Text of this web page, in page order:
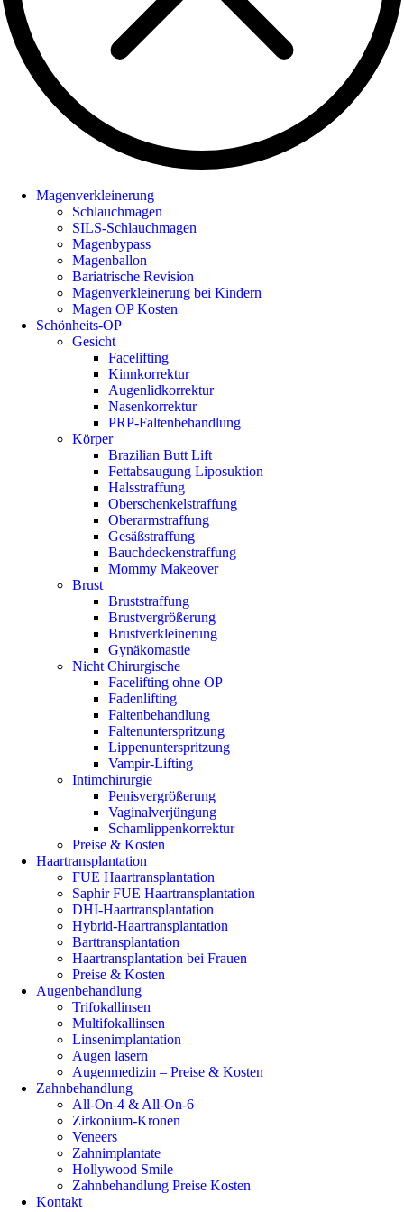
Magenverkleinerung
Schlauchmagen
SILS-Schlauchmagen
Magenbypass
Magenballon
Bariatrische Revision
Magenverkleinerung bei Kindern
Magen OP Kosten
Schönheits-OP
Gesicht
Facelifting
Kinnkorrektur
Augenlidkorrektur
Nasenkorrektur
PRP-Faltenbehandlung
Körper
Brazilian Butt Lift
Fettabsaugung Liposuktion
Halsstraffung
Oberschenkelstraffung
Oberarmstraffung
Gesäßstraffung
Bauchdeckenstraffung
Mommy Makeover
Brust
Bruststraffung
Brustvergrößerung
Brustverkleinerung
Gynäkomastie
Nicht Chirurgische
Facelifting ohne OP
Fadenlifting
Faltenbehandlung
Faltenunterspritzung
Lippenunterspritzung
Vampir-Lifting
Intimchirurgie
Penisvergrößerung
Vaginalverjüngung
Schamlippenkorrektur
Preise & Kosten
Haartransplantation
FUE Haartransplantation
Saphir FUE Haartransplantation
DHI-Haartransplantation
Hybrid-Haartransplantation
Barttransplantation
Haartransplantation bei Frauen
Preise & Kosten
Augenbehandlung
Trifokallinsen
Multifokallinsen
Linsenimplantation
Augen lasern
Augenmedizin – Preise & Kosten
Zahnbehandlung
All-On-4 & All-On-6
Zirkonium-Kronen
Veneers
Zahnimplantate
Hollywood Smile
Zahnbehandlung Preise Kosten
Kontakt